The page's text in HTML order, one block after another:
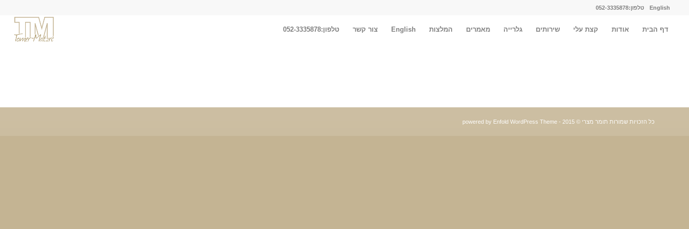
English טלפון:052-3335878
דף הבית אודות קצת עלי שירותים גלרייה מאמרים המלצות English צור קשר טלפון:052-3335878
כל הזכויות שמורות תומר מצרי © 2015 - powered by Enfold WordPress Theme